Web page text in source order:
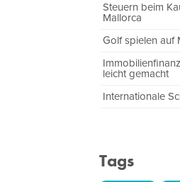
Steuern beim
Mallorca
Golf spielen auf
leicht gemacht
Internationale
Tags